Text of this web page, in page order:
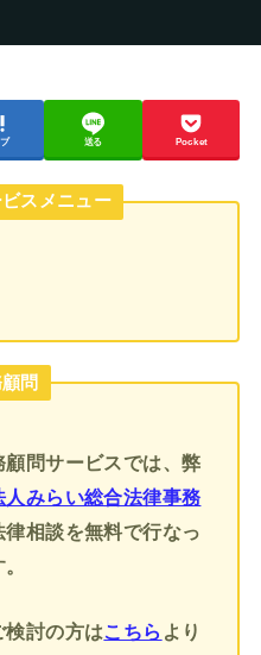
送る Pocket
スメニュー
問
問サービスでは、弊
人みらい総合法律事務
相談を無料で行なっ
討の方はこちら より